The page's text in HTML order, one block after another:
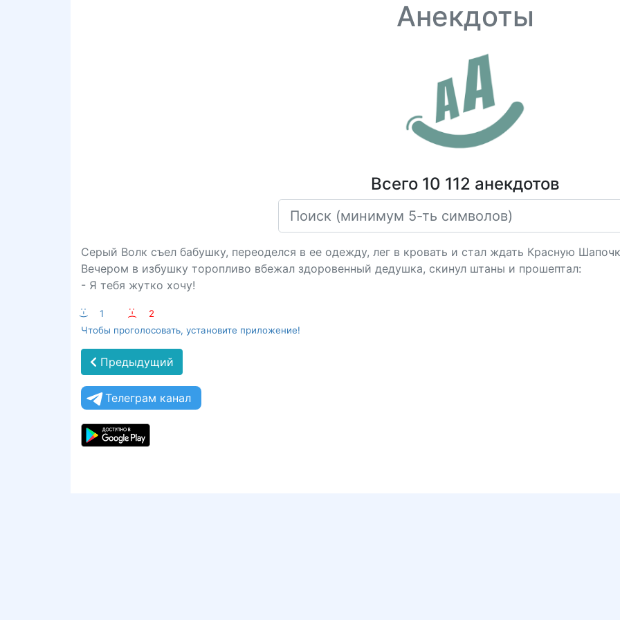
Анекдоты
Всего 10 112 анекдотов
Серый Волк съел бабушку, переоделся в ее одежду, лег в кровать и стал ждать Красную
Вечером в избушку торопливо вбежал здоровенный дедушка, скинул штаны и прошептал:
- Я тебя жутко хочу!
:-) 1 :-(
2
Чтобы проголосовать, установите приложение!
Предыдущий
Телеграм канал